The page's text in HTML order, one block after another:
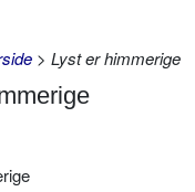
> Lyst er himmerige